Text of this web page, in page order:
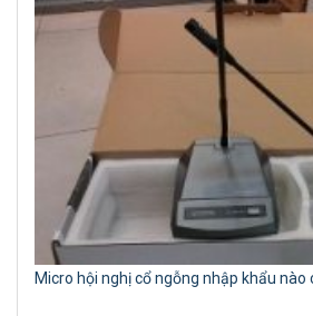
Micro hội nghị cổ ngỗng nhập khẩu